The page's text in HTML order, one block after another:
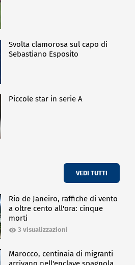
Svolta clamorosa sul capo di
Sebastiano Esposito
Piccole star in serie A
VEDI TUTTI
Rio de Janeiro, raffiche di vento
a oltre cento all'ora: cinque
morti
3 visualizzazioni
Marocco, centinaia di migranti